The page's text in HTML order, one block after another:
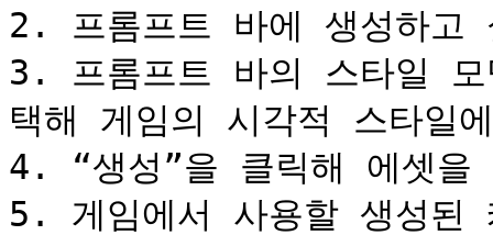
2. 프롬프트 바에 생성하고
3. 프롬프트 바의 스타일
택해 게임의 시각적 스타일
4. “생성”을 클릭해 에셋을
5. 게임에서 사용할 생성된